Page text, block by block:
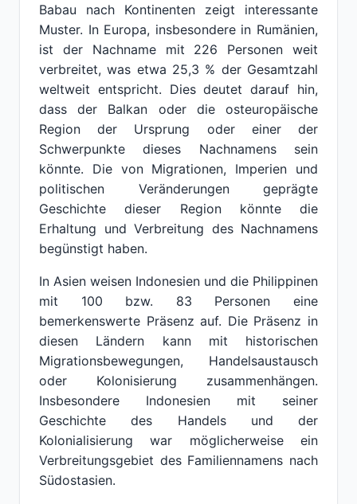
Babau nach Kontinenten zeigt interessante
Muster. In Europa, insbesondere in Rumänien,
ist der Nachname mit 226 Personen weit
verbreitet, was etwa 25,3 % der Gesamtzahl
weltweit entspricht. Dies deutet darauf hin,
dass der Balkan oder die osteuropäische
Region der Ursprung oder einer der
Schwerpunkte dieses Nachnamens sein
könnte. Die von Migrationen, Imperien und
politischen Veränderungen geprägte
Geschichte dieser Region könnte die
Erhaltung und Verbreitung des Nachnamens
begünstigt haben.
In Asien weisen Indonesien und die Philippinen
mit 100 bzw. 83 Personen eine
bemerkenswerte Präsenz auf. Die Präsenz in
diesen Ländern kann mit historischen
Migrationsbewegungen, Handelsaustausch
oder Kolonisierung zusammenhängen.
Insbesondere Indonesien mit seiner
Geschichte des Handels und der
Kolonialisierung war möglicherweise ein
Verbreitungsgebiet des Familiennamens nach
Südostasien.